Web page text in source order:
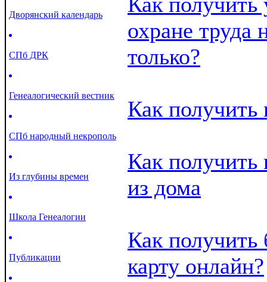
Дворянский календарь
СПб ДРК
Генеалогический вестник
СПб народный некрополь
Из глубины времен
Школа Генеалогии
Публикации
охране труда
только?
Как
Как получить
из дома
Как
карту онлайн?